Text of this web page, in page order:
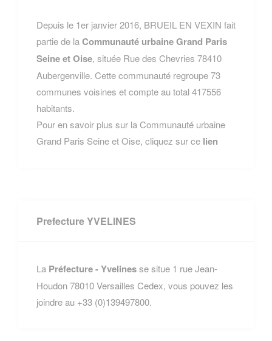
Depuis le 1er janvier 2016, BRUEIL EN VEXIN fait
partie de laCommunauté urbaine Grand Paris
Seine et Oise, située Rue des Chevries 78410
Aubergenville. Cette communauté regroupe 73
communes voisines et compte au total 417556
habitants.
Pour en savoir plus sur la Communauté urbaine
Grand Paris Seine et Oise, cliquez sur ce lien
Prefecture YVELINES
La Préfecture - Yvelinesse situe 1 rue Jean-
Houdon 78010 Versailles Cedex, vous pouvez les
joindre au +33 (0)139497800.